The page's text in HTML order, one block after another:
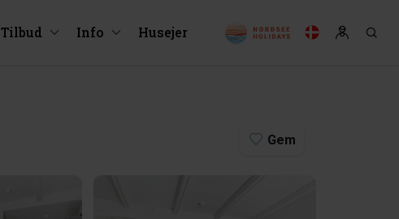
Tilbud Info Husejer
Gem